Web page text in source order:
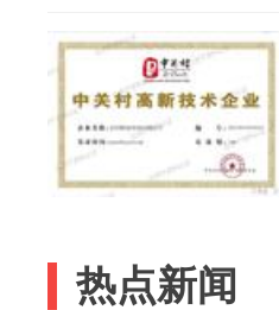
热点新闻